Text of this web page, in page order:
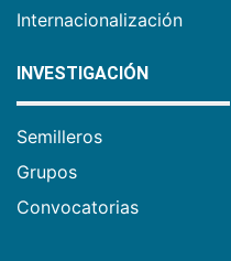
Internacionalización
INVESTIGACIÓN
Semilleros
Grupos
Convocatorias